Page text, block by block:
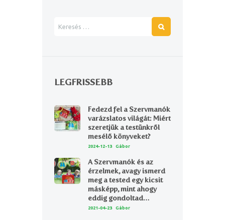
LEGFRISSEBB
Fedezd fel a Szervmanók
varázslatos világát: Miért
szeretjük a testünkről
mesélő könyveket?
2024-12-13 Gábor
A Szervmanók és az
érzelmek, avagy ismerd
meg a tested egy kicsit
másképp, mint ahogy
eddig gondoltad…
2021-04-23 Gábor